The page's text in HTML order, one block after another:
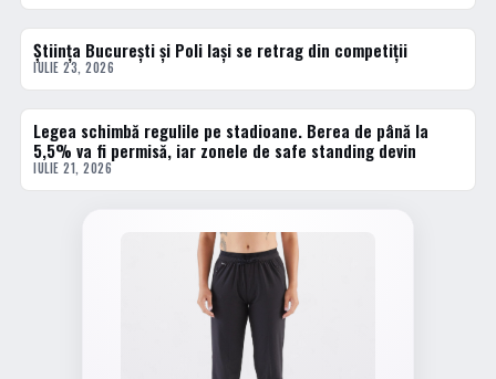
2 · TOP
Știința București și Poli Iași se retrag din competiții
IULIE 23, 2026
3 · TOP
Legea schimbă regulile pe stadioane. Berea de până la
5,5% va fi permisă, iar zonele de safe standing devin
IULIE 21, 2026